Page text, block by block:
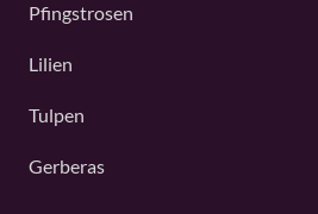
Pfingstrosen
Lilien
Tulpen
Gerberas